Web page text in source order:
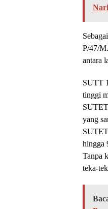
P/47/
antara
SUTT
tinggi
yang
hingga
Tanpa
teka-